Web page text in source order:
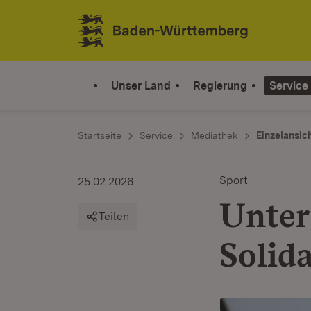
Zum Inhalt springen
Link zur Startseite
Unser Land Regierung Service
Startseite Service Mediathek
Sport
25.02.2026
Teilen